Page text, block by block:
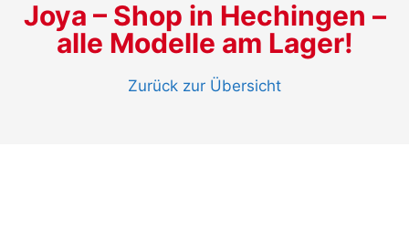
Joya – Shop in Hechingen –
alle Modelle am Lager!
Zurück zur Übersicht